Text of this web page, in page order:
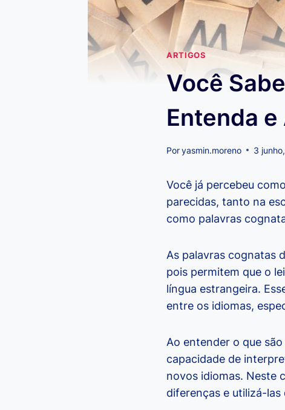
ARTIGOS
Você
Entenda
Poryasmin.moreno 3
Você já percebeu
parecidas, tanto na
como palavras
As palavras cognatas
pois permitem que o
língua estrangeira.
entre os idiomas,
Ao entender o que
capacidade de
novos idiomas. Neste
diferenças e utilizá-